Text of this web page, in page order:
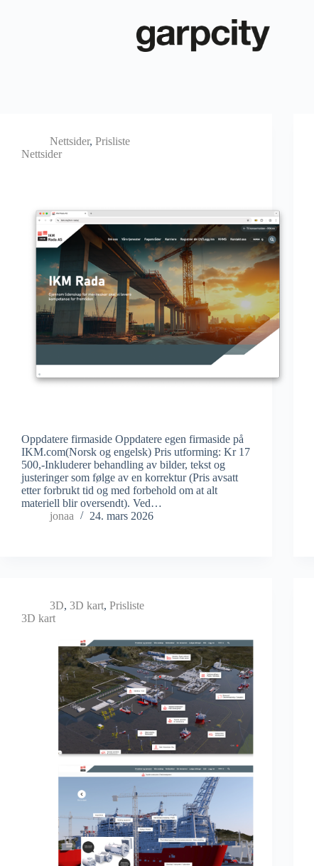
Nettsider, Prisliste
Nettsider
Oppdatere firmaside Oppdatere egen firmaside på
IKM.com(Norsk og engelsk) Pris utforming: Kr 17
500,-Inkluderer behandling av bilder, tekst og
justeringer som følge av en korrektur (Pris avsatt
etter forbrukt tid og med forbehold om at alt
materiell blir oversendt). Ved…
jonaa
24. mars 2026
3D, 3D kart, Prisliste
3D kart